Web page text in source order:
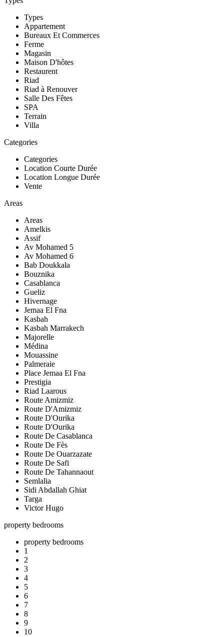
Types
Appartement
Bureaux Et Commerces
Ferme
Magasin
Maison D'hôtes
Restaurent
Riad
Riad à Renouver
Salle Des Fêtes
SPA
Terrain
Villa
Categories
Categories
Location Courte Durée
Location Longue Durée
Vente
Areas
Areas
Amelkis
Assif
Av Mohamed 5
Av Mohamed 6
Bab Doukkala
Bouznika
Casablanca
Gueliz
Hivernage
Jemaa El Fna
Kasbah
Kasbah Marrakech
Majorelle
Médina
Mouassine
Palmeraie
Place Jemaa El Fna
Prestigia
Riad Laarous
Route Amizmiz
Route D'Amizmiz
Route D'Ourika
Route D'Ourika
Route De Casablanca
Route De Fès
Route De Ouarzazate
Route De Safi
Route De Tahannaout
Semlalia
Sidi Abdallah Ghiat
Targa
Victor Hugo
property bedrooms
property bedrooms
1
2
3
4
5
6
7
8
9
10